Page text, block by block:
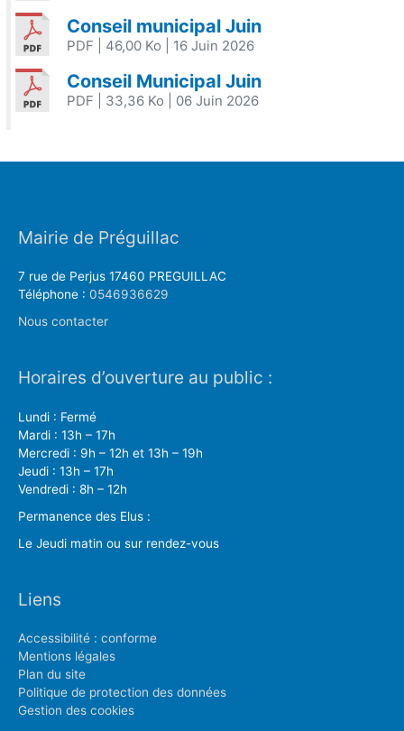
Conseil municipal Juin
PDF | 46,00 Ko | 16 Juin 2026
Conseil Municipal Juin
PDF | 33,36 Ko | 06 Juin 2026
Mairie de Préguillac
7 rue de Perjus 17460 PREGUILLAC
Téléphone : 0546936629
Nous contacter
Horaires d’ouverture au public :
Lundi : Fermé
Mardi : 13h – 17h
Mercredi : 9h – 12h et 13h – 19h
Jeudi : 13h – 17h
Vendredi : 8h – 12h
Permanence des Elus :
Le Jeudi matin ou sur rendez-vous
Liens
Accessibilité : conforme
Mentions légales
Plan du site
Politique de protection des données
Gestion des cookies